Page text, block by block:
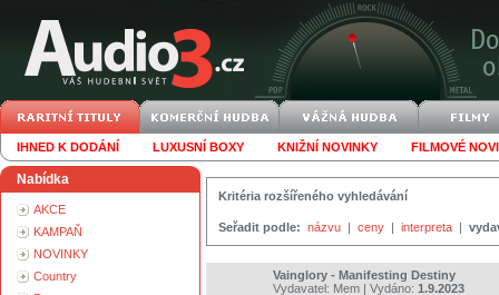
IHNED K DODÁNÍ LUXUSNÍ BOXY KNIŽNÍ NOVINKY FILMOVÉ
Nabídka
AKCE
KAMPAŇ
NOVINKY
Country
Kritéria rozšířeného vyhledávání
Seřadit podle: názvu | ceny | interpreta |
Vainglory - Manifesting Destiny
Vydavatel: Mem | Vydáno: 1.9.2023